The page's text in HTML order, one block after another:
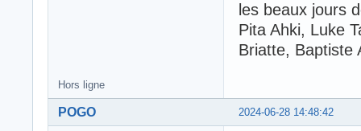
les beaux jours
Pita Ahki, Luke
Briatte, Baptiste
Hors ligne
2024-06-28 14:48:42
POGO